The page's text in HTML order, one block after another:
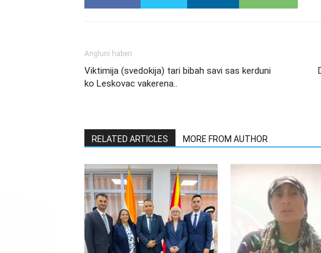
Angluni haberi
Viktimija (svedokija) tari bibah savi sas kerduni
ko Leskovac vakerena..
RELATED ARTICLES MORE FROM AUTHOR